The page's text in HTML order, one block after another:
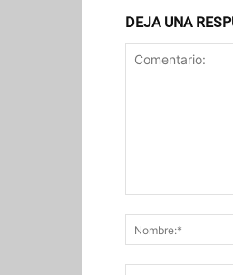
DEJA UNA